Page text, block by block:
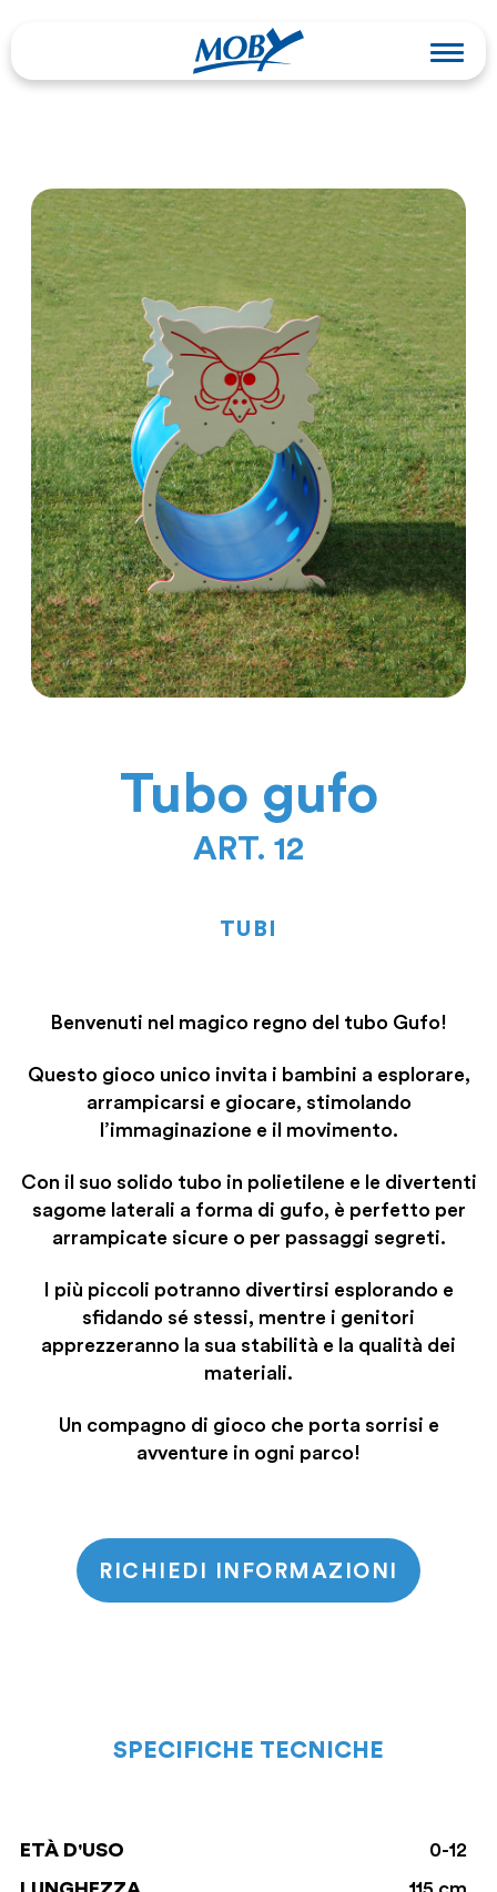
Tubo gufo
ART. 12
TUBI
Benvenuti nel magico regno del tubo Gufo!
Questo gioco unico invita i bambini a esplorare,
arrampicarsi e giocare, stimolando
l’immaginazione e il movimento.
Con il suo solido tubo in polietilene e le divertenti
sagome laterali a forma di gufo, è perfetto per
arrampicate sicure o per passaggi segreti.
I più piccoli potranno divertirsi esplorando e
sfidando sé stessi, mentre i genitori
apprezzeranno la sua stabilità e la qualità dei
materiali.
Un compagno di gioco che porta sorrisi e
avventure in ogni parco!
RICHIEDI INFORMAZIONI
SPECIFICHE TECNICHE
ETÀ D'USO 0-12